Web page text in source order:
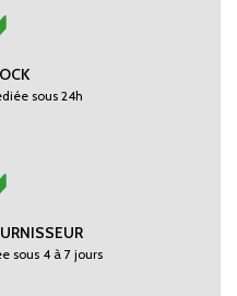
sous 24h
sous 4 à 7 jours